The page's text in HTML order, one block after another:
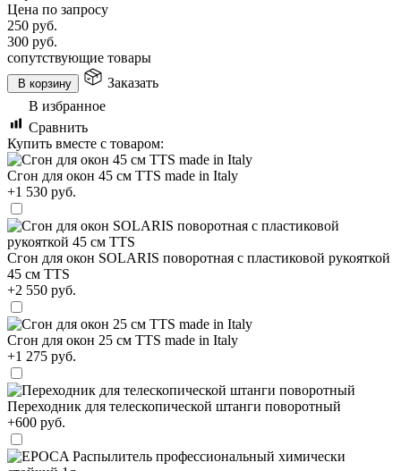
Цена по запросу
250 руб.
300 руб.
сопутствующие товары
В корзину
Заказать
В избранное
Сравнить
Купить вместе с товаром:
Сгон для окон 45 см TTS made in Italy
+1 530 руб.
Сгон для окон SOLARIS поворотная с пластиковой рукояткой
45 см TTS
+2 550 руб.
Сгон для окон 25 см TTS made in Italy
+1 275 руб.
Переходник для телескопической штанги поворотный
+600 руб.